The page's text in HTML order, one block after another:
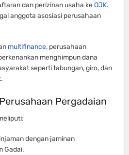
dan perizinan usaha keOJK.
anggota asosiasi perusahaan
multifinance, perusahaan
menghimpun dana
seperti tabungan, giro, dan
Pergadaian
dengan jaminan
Gadai.